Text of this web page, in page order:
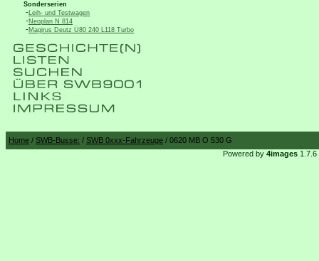
Sonderserien
-Leih- und Testwagen
-Neoplan N 814
-Magirus Deutz Ü80 240 L118 Turbo
Home / SWB-Busse: / SWB 0xxx-Fahrzeuge / 0620 MB O 530 G
Powered by 4images1.7.6